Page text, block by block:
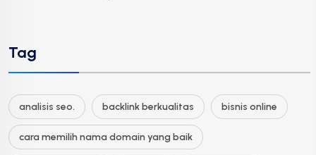
Tag
analisis seo. backlink berkualitas bisnis online
cara memilih nama domain yang baik